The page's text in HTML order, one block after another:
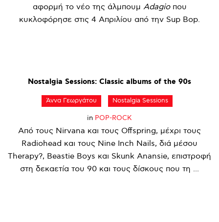
αφορμή το νέο της άλμπουμ Adagioπου
κυκλοφόρησε στις 4 Απριλίου από την Sup Bop.
Nostalgia Sessions: Classic albums of the 90s
Άννα Γεωργάτου Nostalgia Sessions
in POP-ROCK
Από τους Nirvana και τους Offspring, μέχρι τους
Radiohead και τους Nine Inch Nails, διά μέσου
Therapy?, Beastie Boys και Skunk Anansie, επιστροφή
στη δεκαετία του 90 και τους δίσκους που τη ...